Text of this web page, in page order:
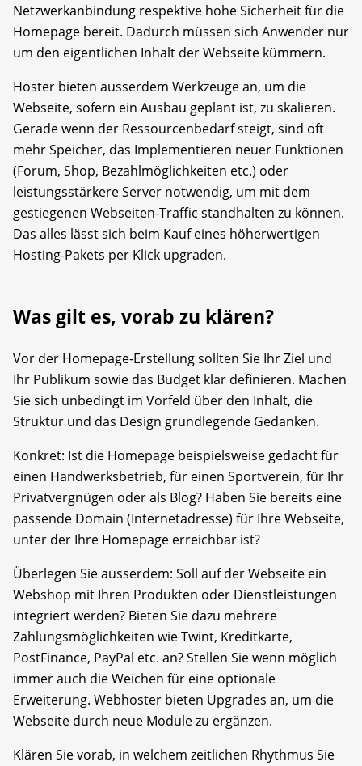
Netzwerkanbindung respektive hohe Sicherheit für die
Homepage bereit. Dadurch müssen sich Anwender nur
um den eigentlichen Inhalt der Webseite kümmern.
Hoster bieten ausserdem Werkzeuge an, um die
Webseite, sofern ein Ausbau geplant ist, zu skalieren.
Gerade wenn der Ressourcenbedarf steigt, sind oft
mehr Speicher, das Implementieren neuer Funktionen
(Forum, Shop, Bezahlmöglichkeiten etc.) oder
leistungsstärkere ­Server notwendig, um mit dem
gestiegenen Webseiten-Traffic standhalten zu können.
Das ­alles lässt sich beim Kauf eines höherwertigen
Hosting-Pakets per Klick upgraden.
Was gilt es, vorab zu klären?
Vor der Homepage-Erstellung sollten Sie Ihr Ziel und
Ihr Publikum sowie das Budget klar definieren. Machen
Sie sich unbedingt im Vorfeld über den Inhalt, die
Struktur und das Design grundlegende Gedanken.
Konkret: Ist die Homepage beispielsweise gedacht für
einen Handwerksbetrieb, für einen Sportverein, für Ihr
Privatvergnügen oder als Blog? Haben Sie bereits eine
passende Domain (Internetadresse) für Ihre Webseite,
unter der Ihre Homepage erreichbar ist?
Überlegen Sie ausserdem: Soll auf der Webseite ein
Webshop mit Ihren Produkten oder Dienstleistungen
integriert werden? Bieten Sie dazu mehrere
Zahlungsmöglichkeiten wie Twint, Kreditkarte,
PostFinance, PayPal etc. an? Stellen Sie wenn möglich
immer auch die Weichen für eine optionale
Erweiterung. Webhoster bieten Upgrades an, um die
Webseite durch neue Module zu ergänzen.
Klären Sie vorab, in welchem zeitlichen Rhythmus Sie